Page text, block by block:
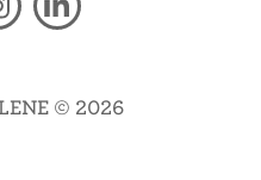
Linkedin
© 2026